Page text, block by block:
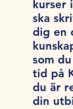
kurser
ska
dig en
som
tid på
du är
din